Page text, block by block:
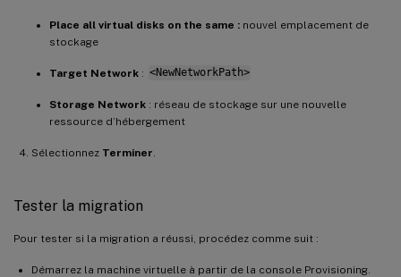
Place all virtual disks on the same : nouvel emplacement de
stockage
Target Network : <NewNetworkPath>
Storage Network : réseau de stockage sur une nouvelle
ressource d’hébergement
Sélectionnez Terminer
Tester la migration
Pour tester si la migration a réussi, procédez comme suit :
Démarrez la machine virtuelle à partir de la console Provisioning.